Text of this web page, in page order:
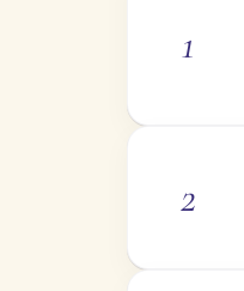
1
2